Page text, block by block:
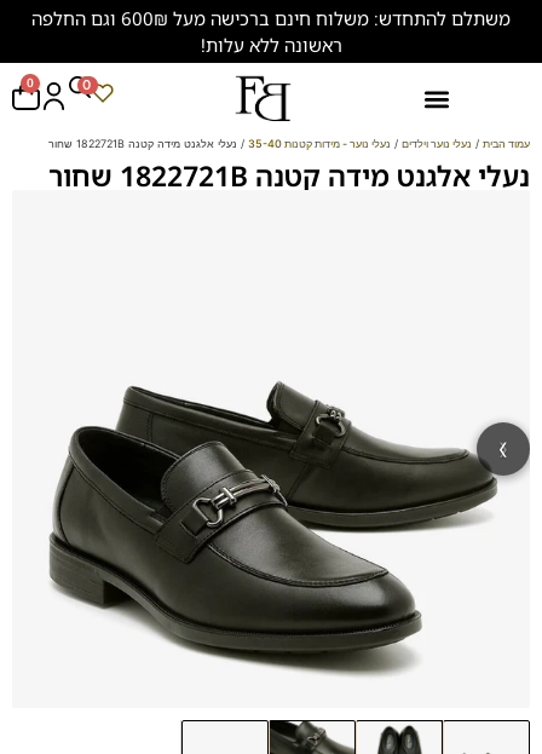
משתלם להתחדש: משלוח חינם ברכישה מעל 600₪ וגם החלפה
ראשונה ללא עלות!
0 0
עמוד הבית / נעלי נוער וילדים / נעלי נוער - מידות קטנות 35-40 / נעלי אלגנט מידה קטנה 1822721B שחור
נעלי אלגנט מידה קטנה 1822721B שחור
‹
›